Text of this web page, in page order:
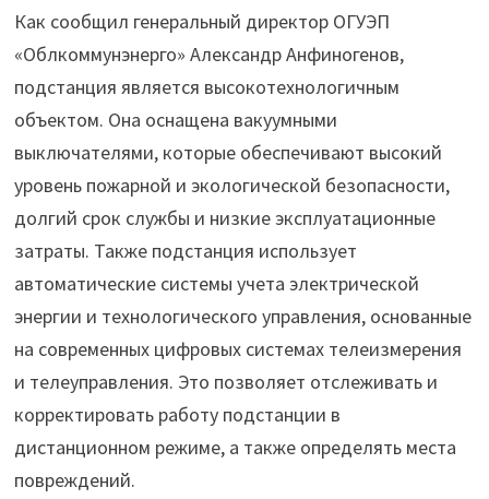
Как сообщил генеральный директор ОГУЭП
«Облкоммунэнерго» Александр Анфиногенов,
подстанция является высокотехнологичным
объектом. Она оснащена вакуумными
выключателями, которые обеспечивают высокий
уровень пожарной и экологической безопасности,
долгий срок службы и низкие эксплуатационные
затраты. Также подстанция использует
автоматические системы учета электрической
энергии и технологического управления, основанные
на современных цифровых системах телеизмерения
и телеуправления. Это позволяет отслеживать и
корректировать работу подстанции в
дистанционном режиме, а также определять места
повреждений.